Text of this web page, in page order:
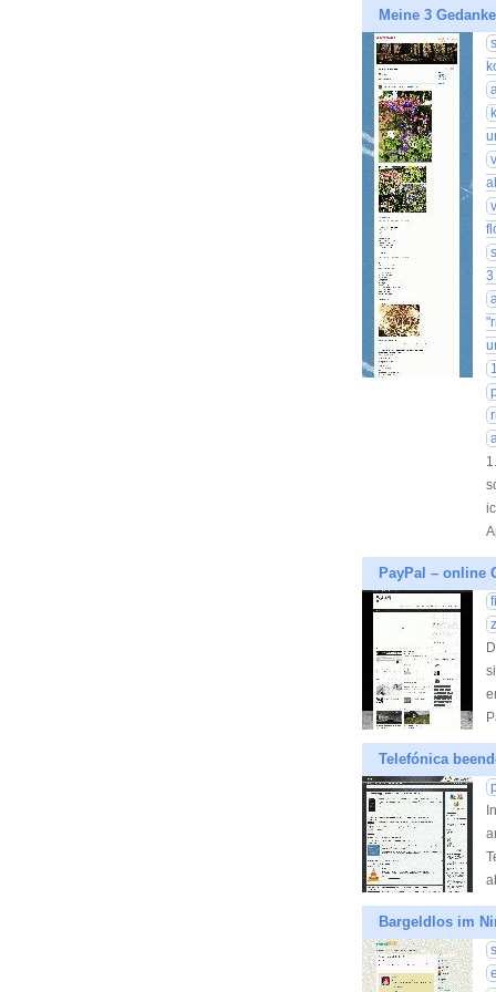
Meine 3
PayPal – online
Telefónica
Bargeldlos im